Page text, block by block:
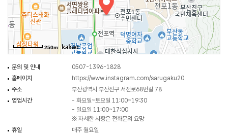
250m
문의 및 안내
0507-1396-1828
홈페이지
https://www.instagram.com/sarugaku20
주소
부산광역시 부산진구 서전로68번길 78
영업시간
- 화요일~토요일 11:00~19:30
- 일요일 11:00~17:00
※ 자세한 사항은 전화문의 요망
휴일
매주 월요일